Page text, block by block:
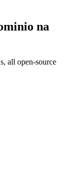
na
all open-source